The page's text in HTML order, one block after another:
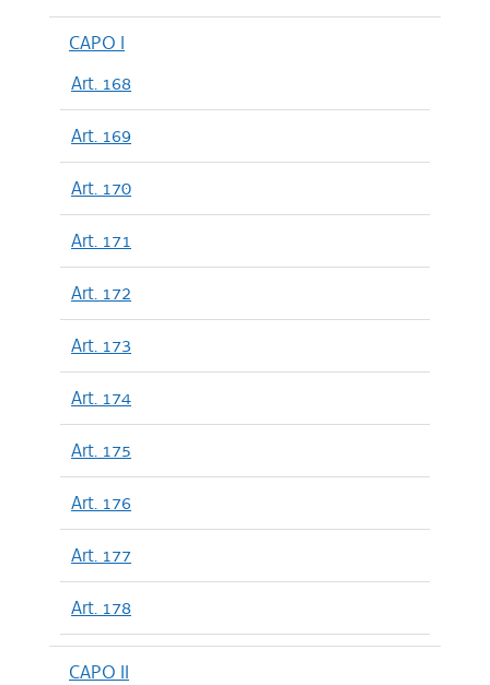
CAPO I
Art. 168
Art. 169
Art. 170
Art. 171
Art. 172
Art. 173
Art. 174
Art. 175
Art. 176
Art. 177
Art. 178
CAPO II